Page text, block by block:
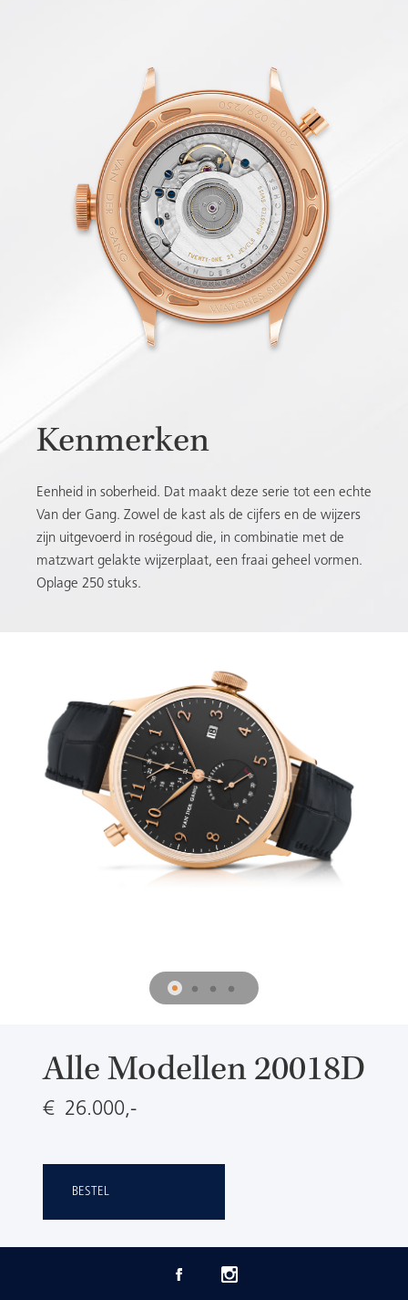
Kenmerken
Eenheid in soberheid. Dat maakt deze serie tot een echte
Van der Gang. Zowel de kast als de cijfers en de wijzers
zijn uitgevoerd in roségoud die, in combinatie met de
matzwart gelakte wijzerplaat, een fraai geheel vormen.
Oplage 250 stuks.
Alle Modellen 20018D
€ 26.000,-
BESTEL